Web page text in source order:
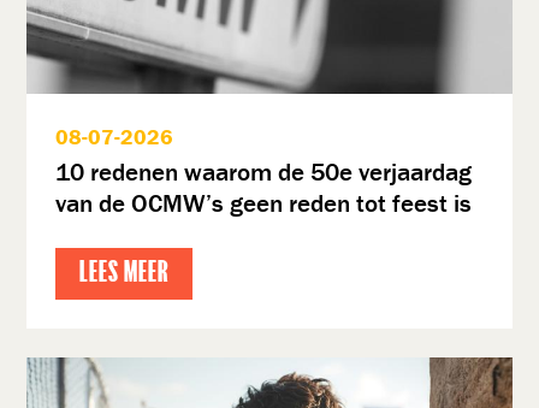
08-07-2026
10 redenen waarom de 50e verjaardag
van de OCMW’s geen reden tot feest is
LEES MEER